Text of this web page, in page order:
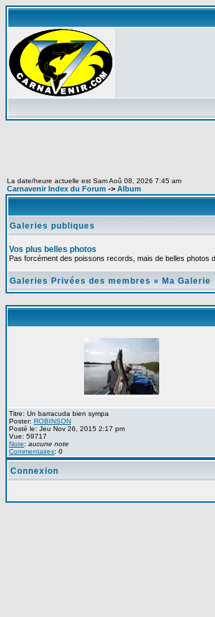
La date/heure actuelle est Sam Aoû 08, 2026 7:45 am
Carnavenir Index du Forum -> Album
Galeries publiques
Vos plus belles photos
Pas forcément des poissons records, mais de belles photos
Galeries Privées des membres » Ma Galerie
Titre: Un barracuda bien sympa
Poster: ROBINSON
Posté le: Jeu Nov 26, 2015 2:17 pm
Vue: 59717
Note: aucune note
Commentaires: 0
Connexion